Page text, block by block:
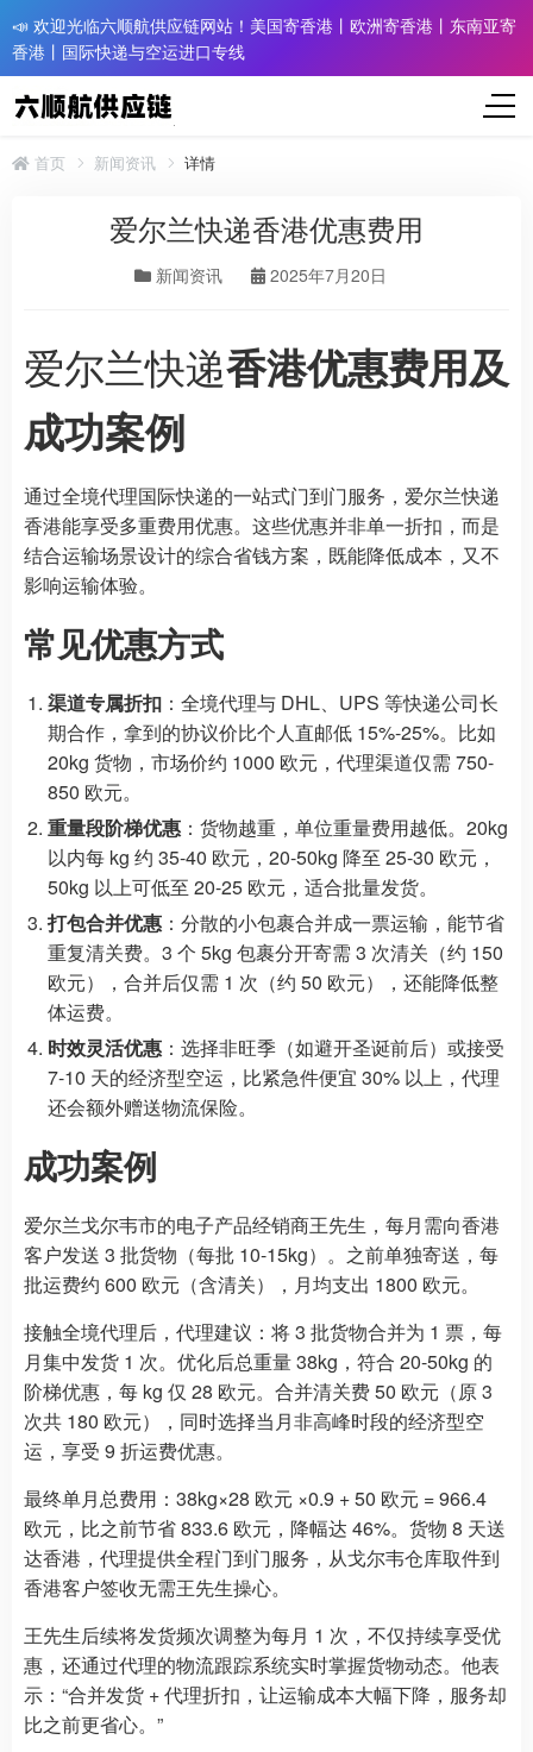
📣 欢迎光临六顺航供应链网站！美国寄香港丨欧洲寄香港丨东南亚寄
香港丨国际快递与空运进口专线
首页 新闻资讯 详情
爱尔兰快递香港优惠费用
新闻资讯 2025年7月20日
爱尔兰快递香港优惠费用及
成功案例
通过全境代理国际快递的一站式门到门服务，爱尔兰快递
香港能享受多重费用优惠。这些优惠并非单一折扣，而是
结合运输场景设计的综合省钱方案，既能降低成本，又不
影响运输体验。
常见优惠方式
渠道专属折扣 ：全境代理与 DHL、UPS 等快递公司长
期合作，拿到的协议价比个人直邮低 15%-25%。比如
20kg 货物，市场价约 1000 欧元，代理渠道仅需 750-
850 欧元。
重量段阶梯优惠 ：货物越重，单位重量费用越低。20kg
以内每 kg 约 35-40 欧元，20-50kg 降至 25-30 欧元，
50kg 以上可低至 20-25 欧元，适合批量发货。
打包合并优惠 ：分散的小包裹合并成一票运输，能节省
重复清关费。3 个 5kg 包裹分开寄需 3 次清关（约 150
欧元），合并后仅需 1 次（约 50 欧元），还能降低整
体运费。
时效灵活优惠 ：选择非旺季（如避开圣诞前后）或接受
7-10 天的经济型空运，比紧急件便宜 30% 以上，代理
还会额外赠送物流保险。
成功案例
爱尔兰戈尔韦市的电子产品经销商王先生，每月需向香港
客户发送 3 批货物（每批 10-15kg）。之前单独寄送，每
批运费约 600 欧元（含清关），月均支出 1800 欧元。
接触全境代理后，代理建议：将 3 批货物合并为 1 票，每
月集中发货 1 次。优化后总重量 38kg，符合 20-50kg 的
阶梯优惠，每 kg 仅 28 欧元。合并清关费 50 欧元（原 3
次共 180 欧元），同时选择当月非高峰时段的经济型空
运，享受 9 折运费优惠。
最终单月总费用：38kg×28 欧元 ×0.9 + 50 欧元 = 966.4
欧元，比之前节省 833.6 欧元，降幅达 46%。货物 8 天送
达香港，代理提供全程门到门服务，从戈尔韦仓库取件到
香港客户签收无需王先生操心。
王先生后续将发货频次调整为每月 1 次，不仅持续享受优
惠，还通过代理的物流跟踪系统实时掌握货物动态。他表
示：“合并发货 + 代理折扣，让运输成本大幅下降，服务却
比之前更省心。”